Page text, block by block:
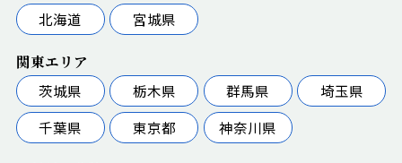
北海道
宮城県
関東エリア
茨城県
栃木県 群馬県
埼玉県
千葉県
東京都 神奈川県